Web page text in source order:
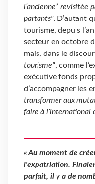
l’ancienne” revisitée
partants". D’autant
tourisme, depuis
secteur en octobre
mais, dans le
tourisme", comme
exécutive fonds
d’accompagner les
transformer aux
faire à l’international
« Au moment de
l'expatriation.
parfait, il y a de